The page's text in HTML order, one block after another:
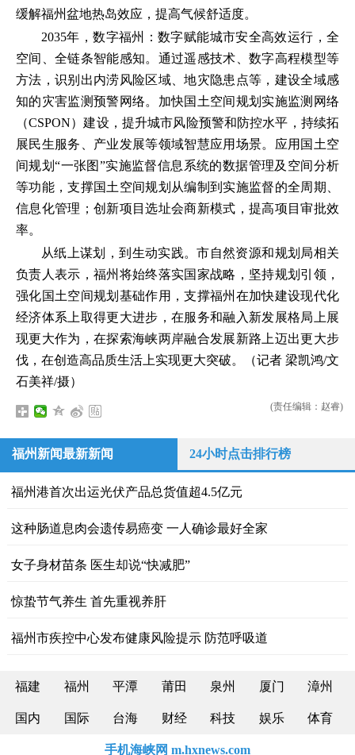
缓解福州盆地热岛效应，提高气候舒适度。
2035年，数字福州：数字赋能城市安全高效运行，全
空间、全链条智能感知。通过遥感技术、数字高程模型等
方法，识别出内涝风险区域、地灾隐患点等，建设全域感
知的灾害监测预警网络。加快国土空间规划实施监测网络
（CSPON）建设，提升城市风险预警和防控水平，持续拓
展民生服务、产业发展等领域智慧应用场景。应用国土空
间规划“一张图”实施监督信息系统的数据管理及空间分析
等功能，支撑国土空间规划从编制到实施监督的全周期、
信息化管理；创新项目选址会商新模式，提高项目审批效
率。
从纸上谋划，到生动实践。市自然资源和规划局相关
负责人表示，福州将始终落实国家战略，坚持规划引领，
强化国土空间规划基础作用，支撑福州在加快建设现代化
经济体系上取得更大进步，在服务和融入新发展格局上展
现更大作为，在探索海峡两岸融合发展新路上迈出更大步
伐，在创造高品质生活上实现更大突破。（记者 梁凯鸿/文
石美祥/摄）
(责任编辑：赵睿)
福州新闻最新新闻 24小时点击排行榜
福州港首次出运光伏产品总货值超4.5亿元
这种肠道息肉会遗传易癌变 一人确诊最好全家
女子身材苗条 医生却说“快减肥”
惊蛰节气养生 首先重视养肝
福州市疾控中心发布健康风险提示 防范呼吸道
福建 福州 平潭 莆田 泉州 厦门 漳州
国内 国际 台海 财经 科技 娱乐 体育
手机海峡网 m.hxnews.com